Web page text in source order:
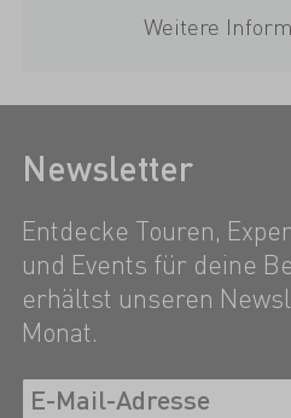
Weitere
Newsletter
Entdecke Touren,
und Events für deine
erhältst unseren
Monat.